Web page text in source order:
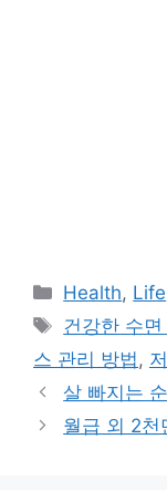
카
테
리
Health, Life
태
그
건강한 수
스 관리 방법 ,
살 빠지는
월급 외 2천